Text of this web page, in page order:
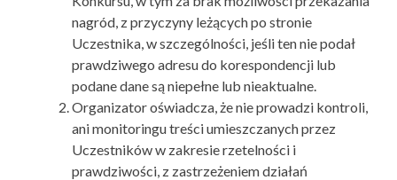
nagród, z przyczyny leżących po stronie
Uczestnika, w szczególności, jeśli ten nie podał
prawdziwego adresu do korespondencji lub
podane dane są niepełne lub nieaktualne.
Organizator oświadcza, że nie prowadzi kontroli,
ani monitoringu treści umieszczanych przez
Uczestników w zakresie rzetelności i
prawdziwości, z zastrzeżeniem działań